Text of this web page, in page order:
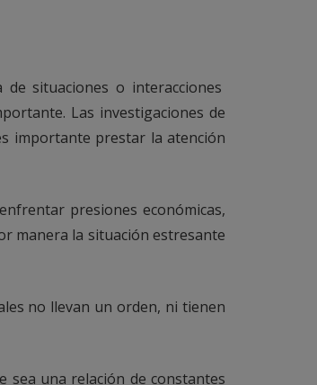
situaciones o interacciones
Las investigaciones de
importante prestar la atención
presiones económicas,
manera la situación estresante
no llevan un orden, ni tienen
sea una relación de constantes